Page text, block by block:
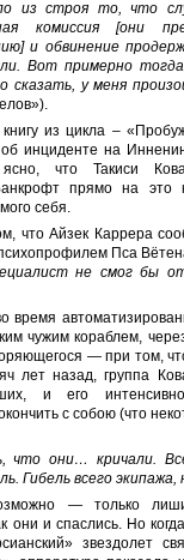
из строя то, что
комиссия [они
и обвинение
Вот примерно
сказать, у меня
из цикла –
инциденте на
что Такиси
прямо на это
себя.
что Айзек Каррера
Пса
не смог бы
время
чужим кораблем,
— при том,
лет назад, группа
и его
с собою (что
что они… кричали.
Гибель всего экипажа,
— только
они и спаслись. Но
звездолет